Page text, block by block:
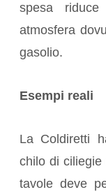
spesa
atmosfera
gasolio.
Esempi reali
La Coldiretti
chilo di
tavole deve